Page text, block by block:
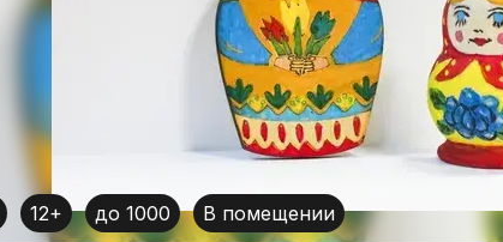
12+ до 1000 В помещении